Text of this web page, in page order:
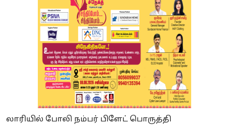
லாரியில் போலி நம்பர் பிளேட் பொருத்தி